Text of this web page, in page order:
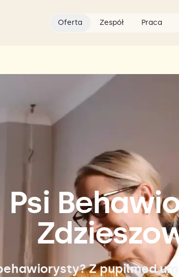
Oferta Zespół Praca
Psi
Z pupilmed